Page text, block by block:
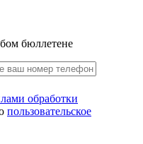
бюллетене
обработки
пользовательское